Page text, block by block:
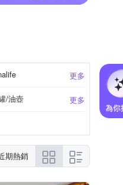
更多
Pulsiva
更多
/油壺
期熱銷